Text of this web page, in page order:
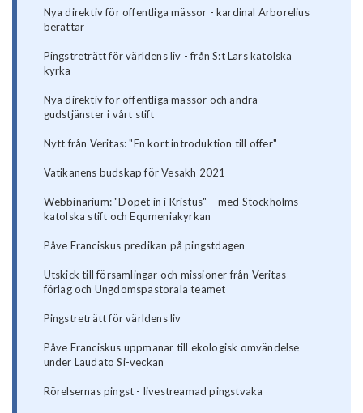
Nya direktiv för offentliga mässor - kardinal Arborelius
berättar
Pingstreträtt för världens liv - från S:t Lars katolska
kyrka
Nya direktiv för offentliga mässor och andra
gudstjänster i vårt stift
Nytt från Veritas: "En kort introduktion till offer"
Vatikanens budskap för Vesakh 2021
Webbinarium: "Dopet in i Kristus" – med Stockholms
katolska stift och Equmeniakyrkan
Påve Franciskus predikan på pingstdagen
Utskick till församlingar och missioner från Veritas
förlag och Ungdomspastorala teamet
Pingstreträtt för världens liv
Påve Franciskus uppmanar till ekologisk omvändelse
under Laudato Si-veckan
Rörelsernas pingst - livestreamad pingstvaka